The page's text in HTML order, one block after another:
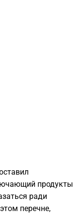
продукты
ради
перечне,